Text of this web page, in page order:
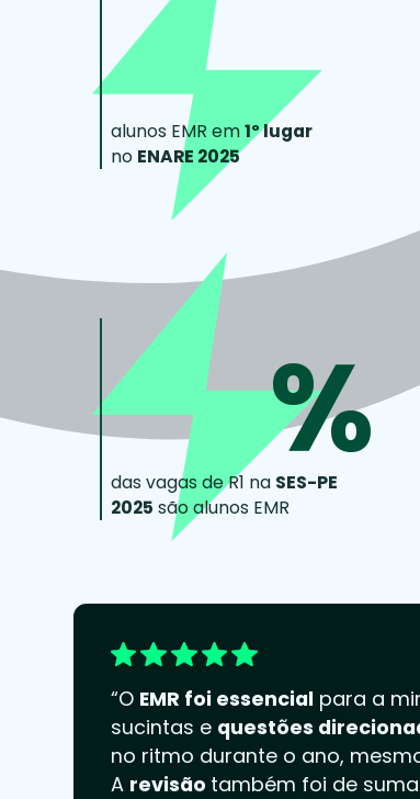
alunos EMR em1º lugar
no ENARE 2025
%
das vagas de R1 na SES-PE
2025 são alunos EMR
“O EMR foi essencial para a
sucintas e questões
no ritmo durante o ano,
A revisão também foi de